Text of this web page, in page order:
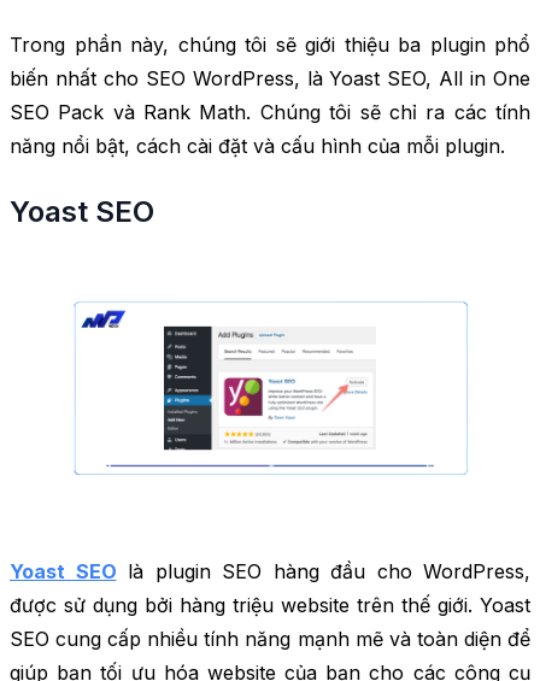
Trong phần này, chúng tôi sẽ giới thiệu ba plugin phổ
biến nhất cho SEO WordPress, là Yoast SEO, All in One
SEO Pack và Rank Math. Chúng tôi sẽ chỉ ra các tính
năng nổi bật, cách cài đặt và cấu hình của mỗi plugin.
Yoast SEO
Yoast SEO là plugin SEO hàng đầu cho WordPress,
được sử dụng bởi hàng triệu website trên thế giới. Yoast
SEO cung cấp nhiều tính năng mạnh mẽ và toàn diện để
giúp bạn tối ưu hóa website của bạn cho các công cụ